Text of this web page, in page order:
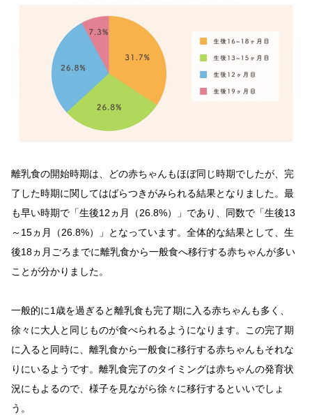
離乳食の開始時期は、どの赤ちゃんもほぼ同じ時期でしたが、完
了した時期に関してはばらつきがみられる結果となりました。最
も早い時期で「生後12ヵ月（26.8%）」であり、同数で「生後13
～15ヵ月（26.8%）」となっています。全体的な結果として、生
後18ヵ月ごろまでに離乳食から一般食へ移行する赤ちゃんが多い
ことが分かりました。
一般的に1歳を過ぎると離乳食も完了期に入る赤ちゃんも多く、
徐々に大人と同じものが食べられるようになります。この完了期
に入ると同時に、離乳食から一般食に移行する赤ちゃんもそれな
りにいるようです。離乳食完了のタイミングは赤ちゃんの発育状
況にもよるので、様子を見ながら徐々に移行するといいでしょ
う。